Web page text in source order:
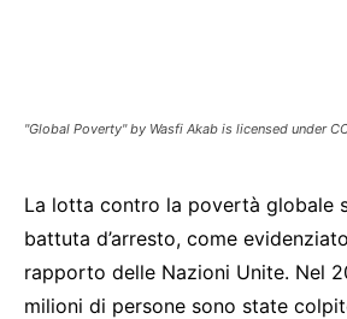
"Global Poverty" by Wasfi Akab is licensed under
La lotta contro la povertà globale
battuta d’arresto, come
rapporto delle Nazioni Unite. Nel
milioni di persone sono state